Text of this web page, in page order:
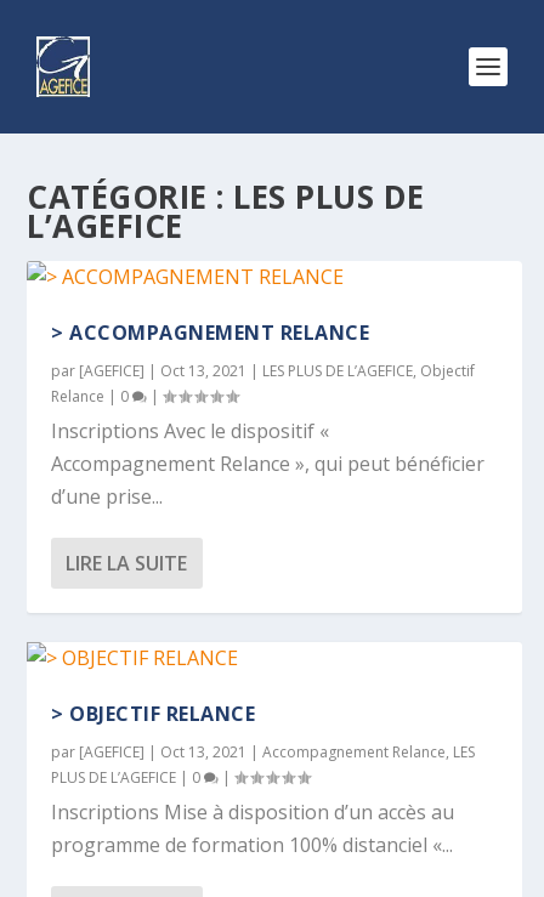
CATÉGORIE : LES PLUS DE
L’AGEFICE
> ACCOMPAGNEMENT RELANCE
par [AGEFICE] | Oct 13, 2021 | LES PLUS DE L’AGEFICE, Objectif
Relance | 0 |
Inscriptions Avec le dispositif «
Accompagnement Relance », qui peut bénéficier
d’une prise...
LIRE LA SUITE
> OBJECTIF RELANCE
par [AGEFICE] | Oct 13, 2021 |Accompagnement Relance, LES
PLUS DE L’AGEFICE | 0 |
Inscriptions Mise à disposition d’un accès au
programme de formation 100% distanciel «...